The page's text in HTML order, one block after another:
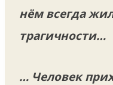
нём всегда
трагичности…
… Человек